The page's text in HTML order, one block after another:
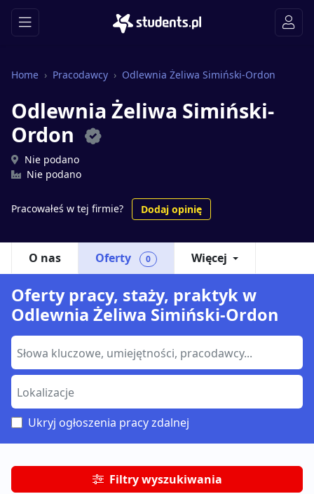
Home Pracodawcy Odlewnia Żeliwa Simiński-Ordon
Odlewnia Żeliwa Simiński-
Ordon
Nie podano
Nie podano
Pracowałeś w tej firmie? Dodaj opinię
O nas Oferty 0 Więcej
Oferty pracy, staży, praktyk w
Odlewnia Żeliwa Simiński-Ordon
Ukryj ogłoszenia pracy zdalnej
Filtry wyszukiwania